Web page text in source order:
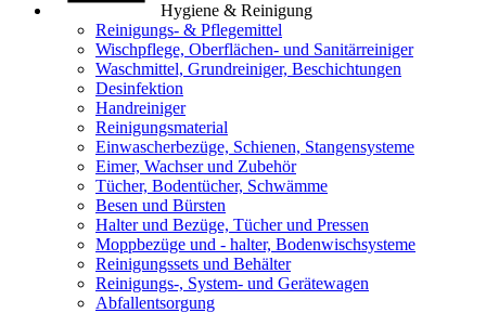
Hygiene & Reinigung
Reinigungs- & Pflegemittel
Wischpflege, Oberflächen- und Sanitärreiniger
Waschmittel, Grundreiniger, Beschichtungen
Desinfektion
Handreiniger
Reinigungsmaterial
Einwascherbezüge, Schienen, Stangensysteme
Eimer, Wachser und Zubehör
Tücher, Bodentücher, Schwämme
Besen und Bürsten
Halter und Bezüge, Tücher und Pressen
Moppbezüge und - halter, Bodenwischsysteme
Reinigungssets und Behälter
Reinigungs-, System- und Gerätewagen
Abfallentsorgung